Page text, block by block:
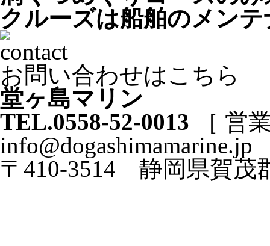
クルーズは船舶のメン
お問い合わせはこちら
堂ヶ島マリン
TEL.0558-52-0013
［ 営
info@dogashimamarine.jp
〒410-3514 静岡県賀茂